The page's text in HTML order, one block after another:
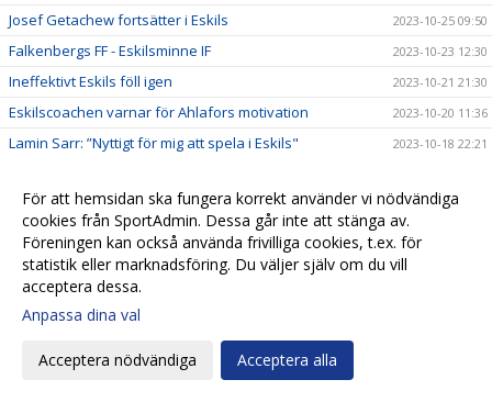
Josef Getachew fortsätter i Eskils 2023-10-25 09:50
Falkenbergs FF - Eskilsminne IF 2023-10-23 12:30
Ineffektivt Eskils föll igen 2023-10-21 21:30
Eskilscoachen varnar för Ahlafors motivation 2023-10-20 11:36
Lamin Sarr: ”Nyttigt för mig att spela i Eskils" 2023-10-18 22:21
Eskils bröt förlustsviten 2023-10-15 16:04
Eskilsminne IF - Tvååkers IF 2023-10-10 11:45
Succédebut för 19-årige Amir men ny förlust 2023-10-07 20:17
Eskils lyfter upp ny talang i A-truppen
Eskilscoachen vill se en kvalitetshöjning
Casper vägrar kasta in handduken
För att hemsidan ska fungera korrekt använder vi nödvändiga
cookies från SportAdmin. Dessa går inte att stänga av.
Föreningen kan också använda frivilliga cookies, t.ex. för
statistik eller marknadsföring. Du väljer själv om du vill
acceptera dessa.
Anpassa dina val
Acceptera nödvändiga Acceptera alla